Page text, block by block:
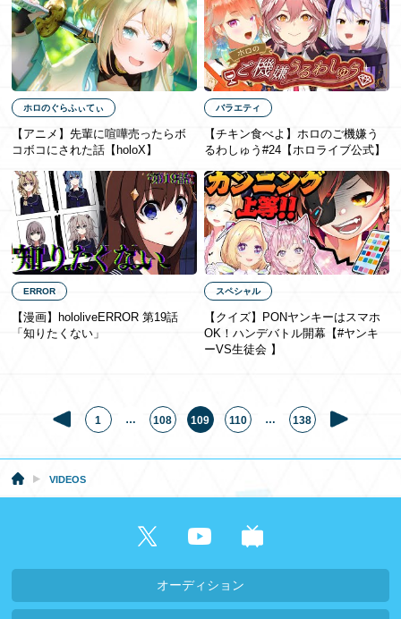
ホロのぐらふぃてぃ
【アニメ】先輩に喧嘩売ったらボ
コボコにされた話【holoX】
バラエティ
【チキン食べよ】ホロのご機嫌う
るわしゅう#24【ホロライブ公式】
ERROR
【漫画】hololiveERROR 第19話
「知りたくない」
スペシャル
【クイズ】PONヤンキーはスマホ
OK！ハンデバトル開幕【#ヤンキ
ーVS生徒会 】
1 … 108 109 110 … 138
VIDEOS
オーディション